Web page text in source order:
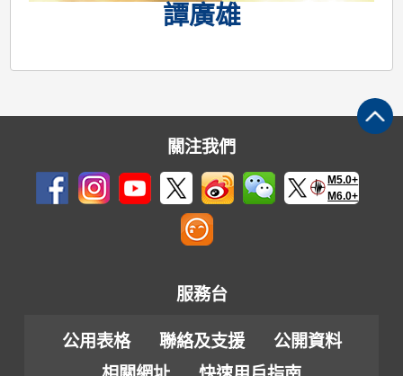
譚廣雄
關注我們
M5.0+
M6.0+
服務台
公用表格 聯絡及支援
公開資料